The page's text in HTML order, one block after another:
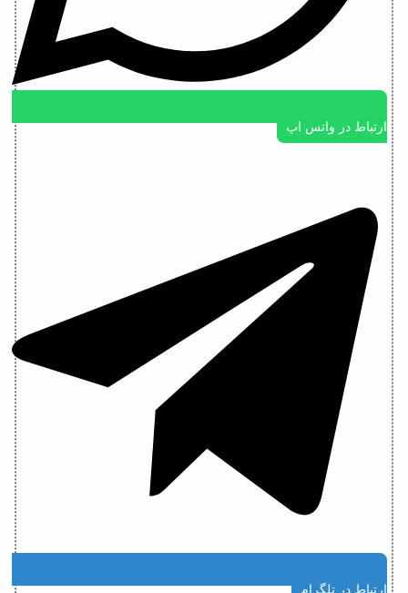
ارتباط در واتس اپ
ارتباط در تلگرام